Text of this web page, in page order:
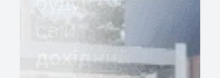
переліки поточних санкцій і ембарго
рахунки відповідно до
3. ІДЕНТИФІКАЦІЯ КЛІЄНТА 3.1. Знай
найефективнішим стримуючим фактором від
фінансування тероризму. «Знай свого
свій
дохідний